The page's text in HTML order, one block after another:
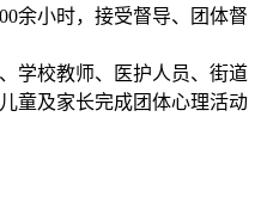
余小时，接受督导、团体督
学校教师、医护人员、街道
童及家长完成团体心理活动